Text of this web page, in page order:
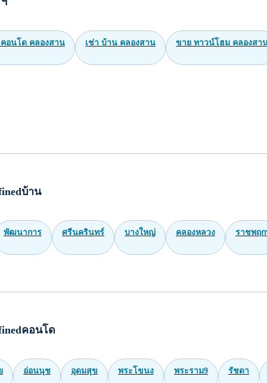
อนโด คลองสาน เช่า บ้าน คลองสาน ขาย ทาวน์โฮม คลองสา
บ้าน
พัฒนาการ ศรีนครินทร์ บางใหญ่ คลองหลวง ราชพฤ
คอนโด
อ่อนนุช อุดมสุข พระโขนง พระราม9 รัชดา